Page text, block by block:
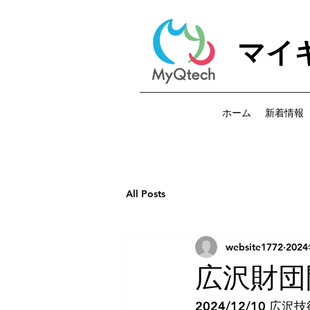
マイ
ホーム 新着情報
All Posts
広沢財
website1772 2024
2024/12/10 広沢技